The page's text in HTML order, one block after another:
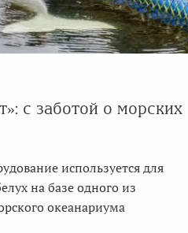
с заботой о морских
используется для
на базе одного из
океанариума